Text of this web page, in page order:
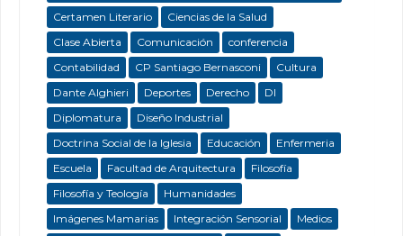
Certamen Literario
Ciencias de la Salud
Clase Abierta
Comunicación
conferencia
Contabilidad
CP Santiago Bernasconi
Cultura
Dante Alghieri
Deportes Derecho
DI
Diplomatura
Diseño Industrial
Doctrina Social de la Iglesia
Educación
Enfermeria
Escuela
Facultad de Arquitectura
Filosofía
Filosofía y Teología
Humanidades
Imágenes Mamarias
Integración Sensorial
Medios